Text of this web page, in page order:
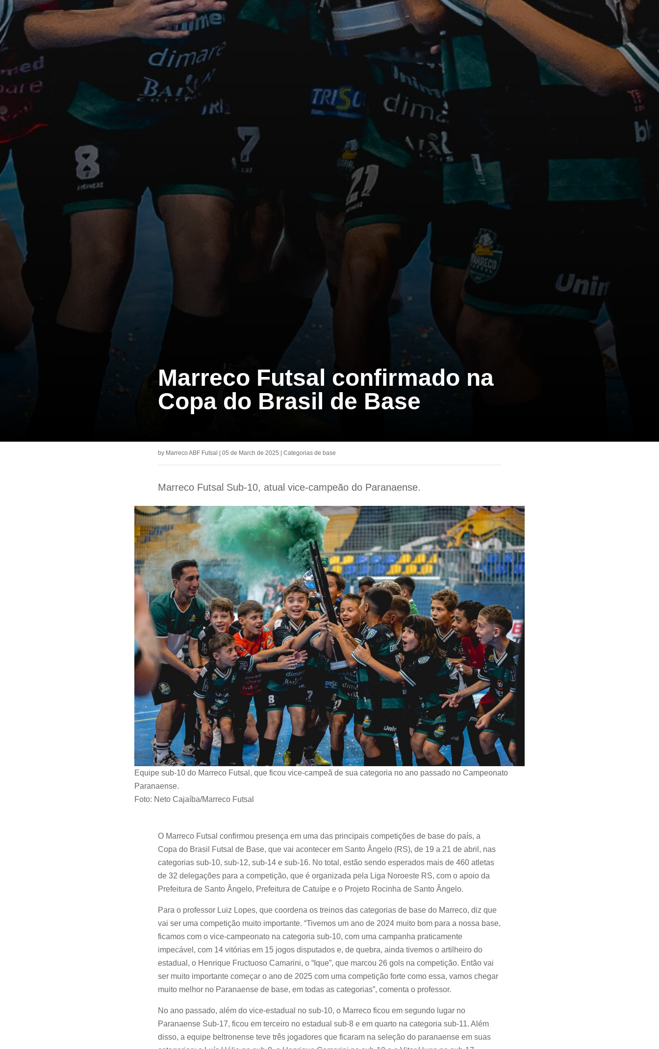
Marreco Futsal confirmado na
Copa do Brasil de Base
by Marreco ABF Futsal 05 de March de 2025 Categorias de base
Marreco Futsal Sub-10, atual vice-campeão do Paranaense.
Equipe sub-10 do Marreco Futsal, que ficou vice-campeã de sua categoria no ano passado no Campeonato
Paranaense.
Foto: Neto Cajaíba/Marreco Futsal
O Marreco Futsal confirmou presença em uma das principais competições de base do país, a
Copa do Brasil Futsal de Base, que vai acontecer em Santo Ângelo (RS), de 19 a 21 de abril, nas
categorias sub-10, sub-12, sub-14 e sub-16. No total, estão sendo esperados mais de 460 atletas
de 32 delegações para a competição, que é organizada pela Liga Noroeste RS, com o apoio da
Prefeitura de Santo Ângelo, Prefeitura de Catuípe e o Projeto Rocinha de Santo Ângelo.
Para o professor Luiz Lopes, que coordena os treinos das categorias de base do Marreco, diz que
vai ser uma competição muito importante. “Tivemos um ano de 2024 muito bom para a nossa base,
ficamos com o vice-campeonato na categoria sub-10, com uma campanha praticamente
impecável, com 14 vitórias em 15 jogos disputados e, de quebra, ainda tivemos o artilheiro do
estadual, o Henrique Fructuoso Camarini, o “Ique”, que marcou 26 gols na competição. Então vai
ser muito importante começar o ano de 2025 com uma competição forte como essa, vamos chegar
muito melhor no Paranaense de base, em todas as categorias”, comenta o professor.
No ano passado, além do vice-estadual no sub-10, o Marreco ficou em segundo lugar no
Paranaense Sub-17, ficou em terceiro no estadual sub-8 e em quarto na categoria sub-11. Além
disso, a equipe beltronense teve três jogadores que ficaram na seleção do paranaense em suas